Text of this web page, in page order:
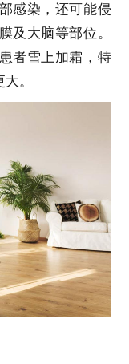
感染，还可能侵
及大脑等部位。
者雪上加霜，特
。